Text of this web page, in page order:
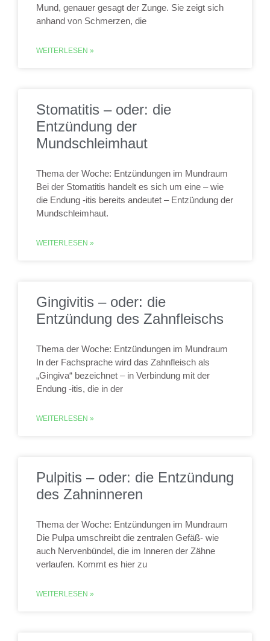
Mund, genauer gesagt der Zunge. Sie zeigt sich
anhand von Schmerzen, die
WEITERLESEN »
Stomatitis – oder: die
Entzündung der
Mundschleimhaut
Thema der Woche: Entzündungen im Mundraum
Bei der Stomatitis handelt es sich um eine – wie
die Endung -itis bereits andeutet – Entzündung der
Mundschleimhaut.
WEITERLESEN »
Gingivitis – oder: die
Entzündung des Zahnfleischs
Thema der Woche: Entzündungen im Mundraum
In der Fachsprache wird das Zahnfleisch als
„Gingiva“ bezeichnet – in Verbindung mit der
Endung -itis, die in der
WEITERLESEN »
Pulpitis – oder: die Entzündung
des Zahninneren
Thema der Woche: Entzündungen im Mundraum
Die Pulpa umschreibt die zentralen Gefäß- wie
auch Nervenbündel, die im Inneren der Zähne
verlaufen. Kommt es hier zu
WEITERLESEN »